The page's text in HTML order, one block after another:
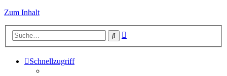
Zum Inhalt
Suche
Schnellzugriff